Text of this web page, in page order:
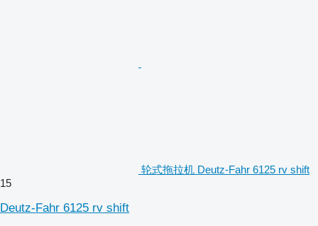
轮式拖拉机 Deutz-Fahr 6125 rv shift
15
Deutz-Fahr 6125 rv shift